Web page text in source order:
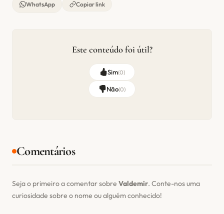
WhatsApp
Copiar link
Este conteúdo foi útil?
Sim(0)
Não(0)
Comentários
Seja o primeiro a comentar sobre Valdemir. Conte-nos uma
curiosidade sobre o nome ou alguém conhecido!